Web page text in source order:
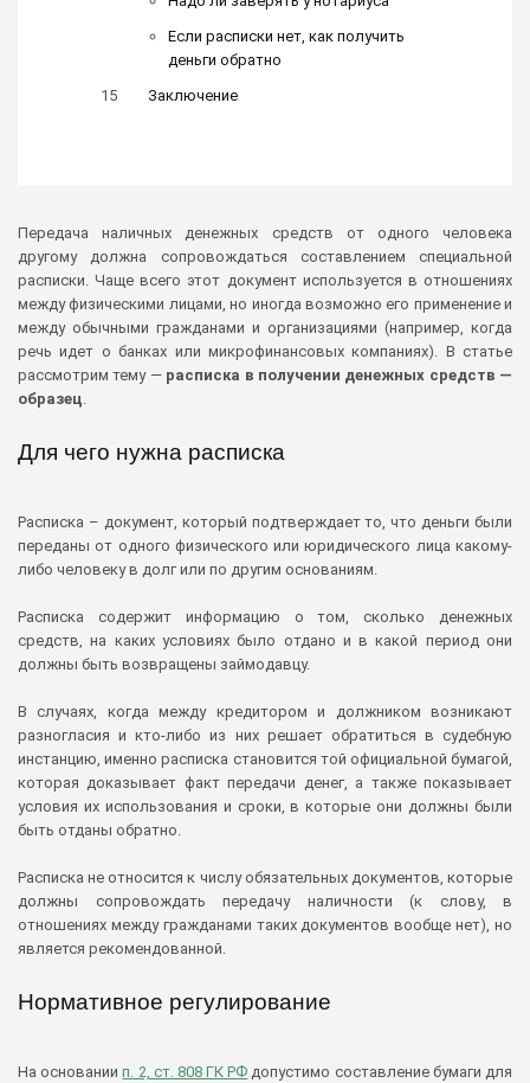
Если расписки нет, как получить
деньги обратно
Заключение
Передача наличных денежных средств от одного человека
другому должна сопровождаться составлением специальной
расписки. Чаще всего этот документ используется в отношениях
между физическими лицами, но иногда возможно его применение и
между обычными гражданами и организациями (например, когда
речь идет о банках или микрофинансовых компаниях). В статье
рассмотрим тему — расписка в получении денежных средств —
образец.
Для чего нужна расписка
Расписка – документ, который подтверждает то, что деньги были
переданы от одного физического или юридического лица какому-
либо человеку в долг или по другим основаниям.
Расписка содержит информацию о том, сколько денежных
средств, на каких условиях было отдано и в какой период они
должны быть возвращены займодавцу.
В случаях, когда между кредитором и должником возникают
разногласия и кто-либо из них решает обратиться в судебную
инстанцию, именно расписка становится той официальной бумагой,
которая доказывает факт передачи денег, а также показывает
условия их использования и сроки, в которые они должны были
быть отданы обратно.
Расписка не относится к числу обязательных документов, которые
должны сопровождать передачу наличности (к слову, в
отношениях между гражданами таких документов вообще нет), но
является рекомендованной.
Нормативное регулирование
На основаниип. 2, ст. 808 ГК РФ допустимо составление бумаги для